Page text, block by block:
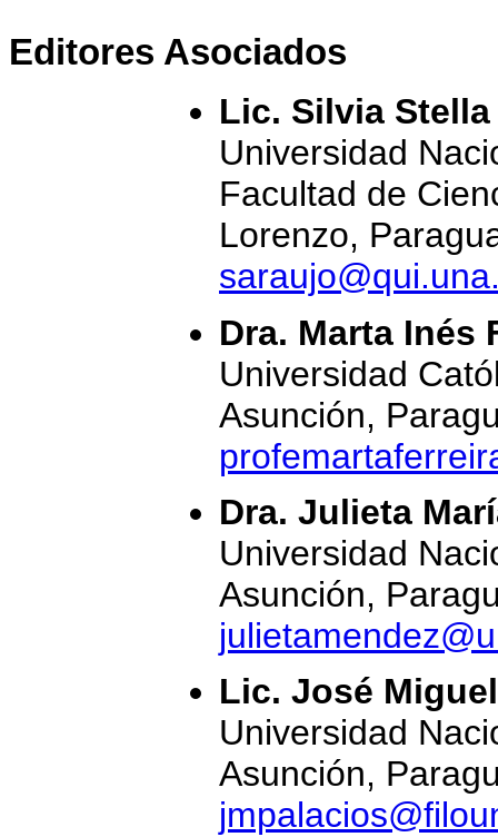
Editores Asociados
Lic. Silvia
Universidad
Facultad de
Lorenzo,
Dra. Marta Inés
Universidad
Asunción,
Dra. Julieta
Universidad
Asunción,
Lic. José
Universidad
Asunción,